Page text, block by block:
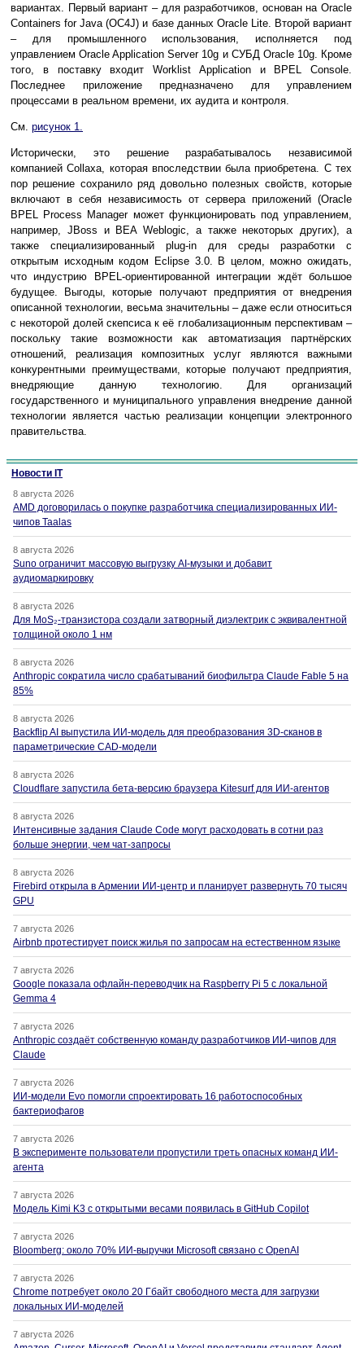
вариантах. Первый вариант – для разработчиков, основан на Oracle
Containers for Java (OC4J) и базе данных Oracle Lite. Второй вариант
– для промышленного использования, исполняется под
управлением Oracle Application Server 10g и СУБД Oracle 10g. Кроме
того, в поставку входит Worklist Application и BPEL Console.
Последнее приложение предназначено для управлением
процессами в реальном времени, их аудита и контроля.
См. рисунок 1.
Исторически, это решение разрабатывалось независимой
компанией Collaxa, которая впоследствии была приобретена. С тех
пор решение сохранило ряд довольно полезных свойств, которые
включают в себя независимость от сервера приложений (Oracle
BPEL Process Manager может функционировать под управлением,
например, JBoss и BEA Weblogic, а также некоторых других), а
также специализированный plug-in для среды разработки с
открытым исходным кодом Eclipse 3.0. В целом, можно ожидать,
что индустрию BPEL-ориентированной интеграции ждёт большое
будущее. Выгоды, которые получают предприятия от внедрения
описанной технологии, весьма значительны – даже если относиться
с некоторой долей скепсиса к её глобализационным перспективам –
поскольку такие возможности как автоматизация партнёрских
отношений, реализация композитных услуг являются важными
конкурентными преимуществами, которые получают предприятия,
внедряющие данную технологию. Для организаций
государственного и муниципального управления внедрение данной
технологии является частью реализации концепции электронного
правительства.
Новости IT
8 августа 2026
AMD договорилась о покупке разработчика специализированных ИИ-
чипов Taalas
8 августа 2026
Suno ограничит массовую выгрузку AI-музыки и добавит
аудиомаркировку
8 августа 2026
Для MoS₂-транзистора создали затворный диэлектрик с эквивалентной
толщиной около 1 нм
8 августа 2026
Anthropic сократила число срабатываний биофильтра Claude Fable 5 на
85%
8 августа 2026
Backflip AI выпустила ИИ-модель для преобразования 3D-сканов в
параметрические CAD-модели
8 августа 2026
Cloudflare запустила бета-версию браузера Kitesurf для ИИ-агентов
8 августа 2026
Интенсивные задания Claude Code могут расходовать в сотни раз
больше энергии, чем чат-запросы
8 августа 2026
Firebird открыла в Армении ИИ-центр и планирует развернуть 70 тысяч
GPU
7 августа 2026
Airbnb протестирует поиск жилья по запросам на естественном языке
7 августа 2026
Google показала офлайн-переводчик на Raspberry Pi 5 с локальной
Gemma 4
7 августа 2026
Anthropic создаёт собственную команду разработчиков ИИ-чипов для
Claude
7 августа 2026
ИИ-модели Evo помогли спроектировать 16 работоспособных
бактериофагов
7 августа 2026
В эксперименте пользователи пропустили треть опасных команд ИИ-
агента
7 августа 2026
Модель Kimi K3 с открытыми весами появилась в GitHub Copilot
7 августа 2026
Bloomberg: около 70% ИИ-выручки Microsoft связано с OpenAI
7 августа 2026
Chrome потребует около 20 Гбайт свободного места для загрузки
локальных ИИ-моделей
7 августа 2026